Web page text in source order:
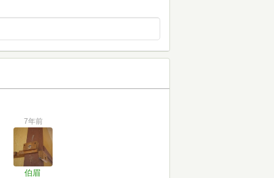
7年前
伯眉